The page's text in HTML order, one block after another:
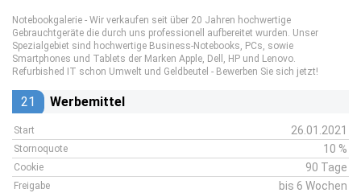
Notebookgalerie - Wir verkaufen seit über 20 Jahren hochwertige
Gebrauchtgeräte die durch uns professionell aufbereitet wurden. Unser
Spezialgebiet sind hochwertige Business-Notebooks, PCs, sowie
Smartphones und Tablets der Marken Apple, Dell, HP und Lenovo.
Refurbished IT schon Umwelt und Geldbeutel - Bewerben Sie sich jetzt!
21 Werbemittel
Start 26.01.2021
Stornoquote 10 %
Cookie 90 Tage
Freigabe bis 6 Wochen